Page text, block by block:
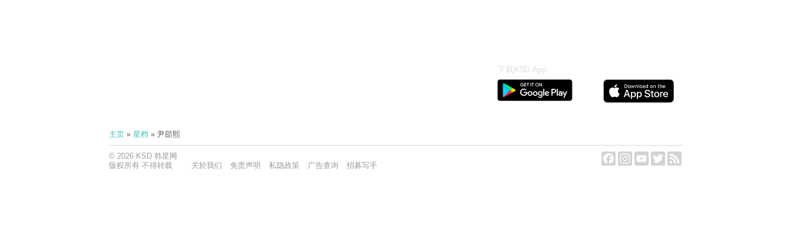
下载KSD App
主页» 星档 » 尹邵熙
© 2026 KSD 韩星网
版权所有 不得转载
关於我们 免责声明 私隐政策 广告查询 招募写手
FacebookInstagramYouTube
Twitter